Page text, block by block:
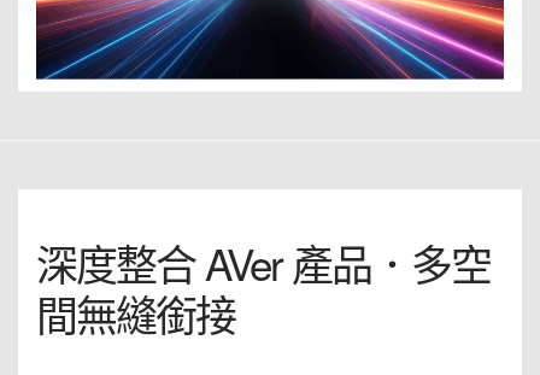
深度整合 AVer 產品．多空
間無縫銜接